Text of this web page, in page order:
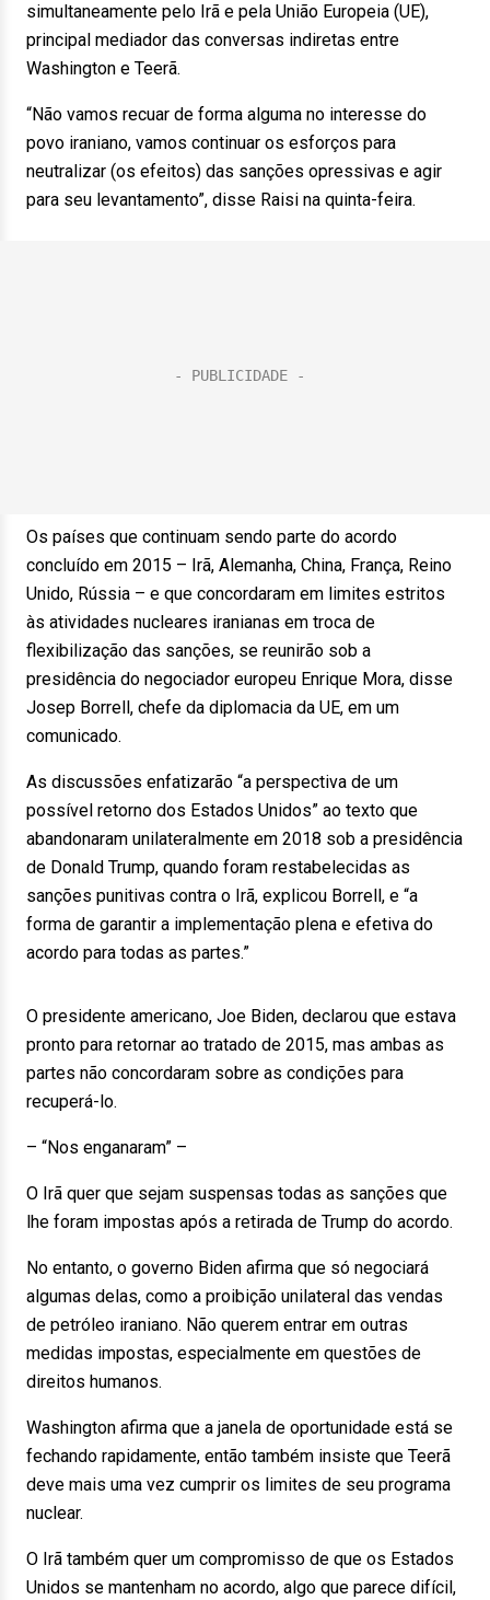
simultaneamente pelo Irã e pela União Europeia (UE),
principal mediador das conversas indiretas entre
Washington e Teerã.
“Não vamos recuar de forma alguma no interesse do
povo iraniano, vamos continuar os esforços para
neutralizar (os efeitos) das sanções opressivas e agir
para seu levantamento”, disse Raisi na quinta-feira.
Os países que continuam sendo parte do acordo
concluído em 2015 – Irã, Alemanha, China, França, Reino
Unido, Rússia – e que concordaram em limites estritos
às atividades nucleares iranianas em troca de
flexibilização das sanções, se reunirão sob a
presidência do negociador europeu Enrique Mora, disse
Josep Borrell, chefe da diplomacia da UE, em um
comunicado.
As discussões enfatizarão “a perspectiva de um
possível retorno dos Estados Unidos” ao texto que
abandonaram unilateralmente em 2018 sob a presidência
de Donald Trump, quando foram restabelecidas as
sanções punitivas contra o Irã, explicou Borrell, e “a
forma de garantir a implementação plena e efetiva do
acordo para todas as partes.”
O presidente americano, Joe Biden, declarou que estava
pronto para retornar ao tratado de 2015, mas ambas as
partes não concordaram sobre as condições para
recuperá-lo.
– “Nos enganaram” –
O Irã quer que sejam suspensas todas as sanções que
lhe foram impostas após a retirada de Trump do acordo.
No entanto, o governo Biden afirma que só negociará
algumas delas, como a proibição unilateral das vendas
de petróleo iraniano. Não querem entrar em outras
medidas impostas, especialmente em questões de
direitos humanos.
Washington afirma que a janela de oportunidade está se
fechando rapidamente, então também insiste que Teerã
deve mais uma vez cumprir os limites de seu programa
nuclear.
O Irã também quer um compromisso de que os Estados
Unidos se mantenham no acordo, algo que parece difícil,